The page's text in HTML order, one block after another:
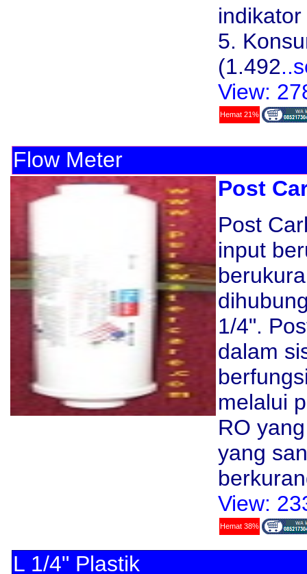
indikator
5.
(1.492
View:
Hemat 21%
Flow Meter
Post
Post
input
1/4".
dalam
melalui
RO
yang
View:
Hemat 38%
L 1/4" Plastik